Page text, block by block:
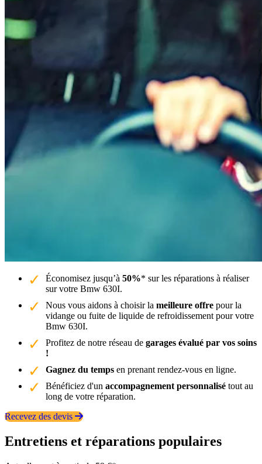
Économisez jusqu’à 50%* sur les réparations à réaliser
sur votre Bmw 630I.
Nous vous aidons à choisir la meilleure offre pour la
vidange ou fuite de liquide de refroidissement pour votre
Bmw 630I.
Profitez de notre réseau de garages évalué par vos soins
!
Gagnez du temps en prenant rendez-vous en ligne.
Bénéficiez d'un accompagnement personnalisé tout au
long de votre réparation.
Recevez des devis
Entretiens et réparations populaires